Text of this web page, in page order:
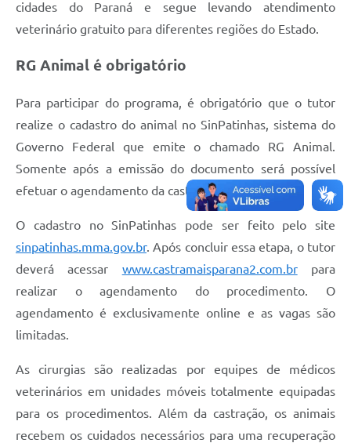
cidades do Paraná e segue levando atendimento
veterinário gratuito para diferentes regiões do Estado.
RG Animal é obrigatório
Para participar do programa, é obrigatório que o tutor
realize o cadastro do animal no SinPatinhas, sistema do
Governo Federal que emite o chamado RG Animal.
Somente após a emissão do documento será possível
efetuar o agendamento da castração.
O cadastro no SinPatinhas pode ser feito pelo site
sinpatinhas.mma.gov.br. Após concluir essa etapa, o tutor
deverá acessar www.castramaisparana2.com.brpara
realizar o agendamento do procedimento. O
agendamento é exclusivamente online e as vagas são
limitadas.
As cirurgias são realizadas por equipes de médicos
veterinários em unidades móveis totalmente equipadas
para os procedimentos. Além da castração, os animais
recebem os cuidados necessários para uma recuperação